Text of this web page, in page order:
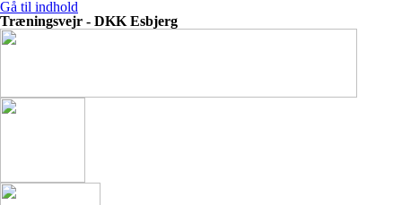
Gå til indhold
Træningsvejr - DKK Esbjerg